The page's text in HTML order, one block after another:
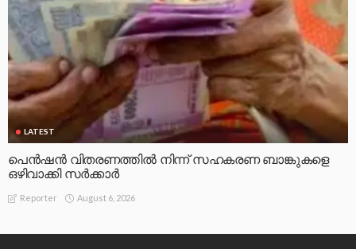
LATEST
പെൻഷൻ വിതരണത്തിൽ നിന്ന് സഹകരണ ബാങ്കുകളെ
ഒഴിവാക്കി സർക്കാർ
Reporter August 6, 2026